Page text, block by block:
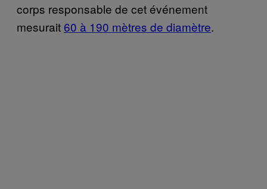
corps responsable de cet événement
mesurait 60 à 190 mètres de diamètre.